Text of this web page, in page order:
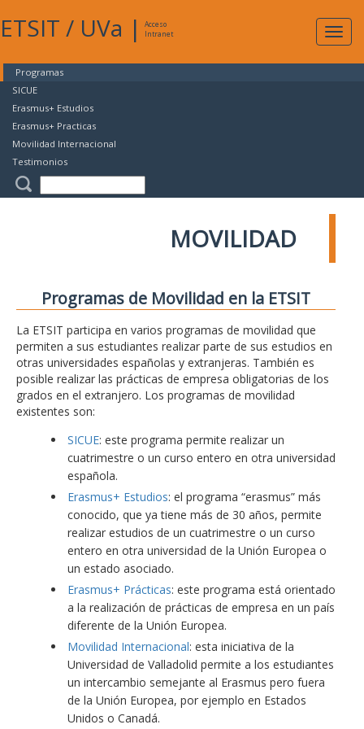
ETSIT / UVa |
Acceso
Intranet
Programas
SICUE
Erasmus+ Estudios
Erasmus+ Practicas
Movilidad Internacional
Testimonios
MOVILIDAD
Programas de Movilidad en la ETSIT
La ETSIT participa en varios programas de movilidad que
permiten a sus estudiantes realizar parte de sus estudios en
otras universidades españolas y extranjeras. También es
posible realizar las prácticas de empresa obligatorias de los
grados en el extranjero. Los programas de movilidad
existentes son:
SICUE: este programa permite realizar un
cuatrimestre o un curso entero en otra universidad
española.
Erasmus+ Estudios: el programa “erasmus” más
conocido, que ya tiene más de 30 años, permite
realizar estudios de un cuatrimestre o un curso
entero en otra universidad de la Unión Europea o
un estado asociado.
Erasmus+ Prácticas: este programa está orientado
a la realización de prácticas de empresa en un país
diferente de la Unión Europea.
Movilidad Internacional: esta iniciativa de la
Universidad de Valladolid permite a los estudiantes
un intercambio semejante al Erasmus pero fuera
de la Unión Europea, por ejemplo en Estados
Unidos o Canadá.